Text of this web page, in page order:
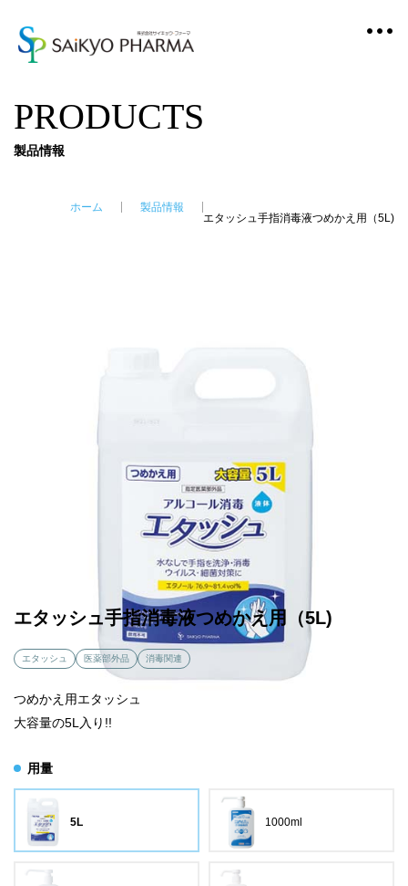
PRODUCTS
製品情報
ホーム
製品情報
エタッシュ手指消毒液つめかえ用（5L)
エタッシュ手指消毒液つめかえ用（5L)
エタッシュ 医薬部外品 消毒関連
つめかえ用エタッシュ
大容量の5L入り!!
用量
5L 1000ml